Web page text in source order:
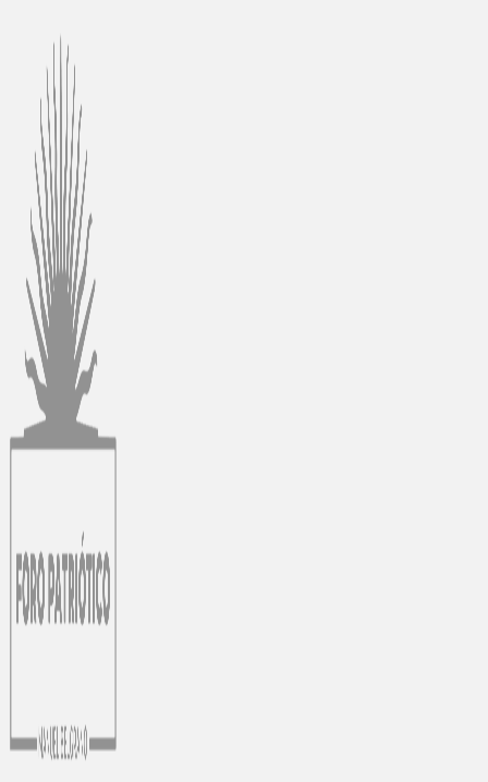
contenido